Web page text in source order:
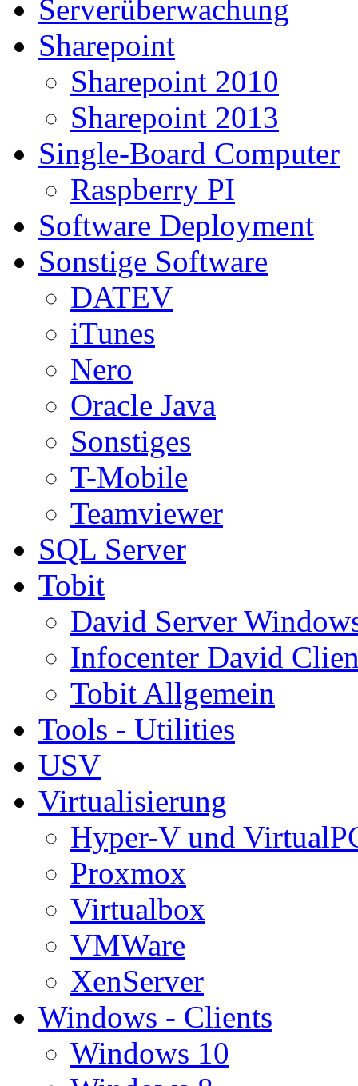
Serverüberwachung
Sharepoint
Sharepoint 2010
Sharepoint 2013
Single-Board Computer
Raspberry PI
Software Deployment
Sonstige Software
DATEV
iTunes
Nero
Oracle Java
Sonstiges
T-Mobile
Teamviewer
SQL Server
Tobit
David Server
Infocenter David
Tobit Allgemein
Tools - Utilities
USV
Virtualisierung
Hyper-V und
Proxmox
Virtualbox
VMWare
XenServer
Windows - Clients
Windows 10